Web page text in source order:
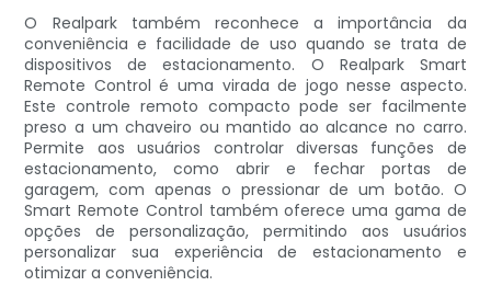
O Realpark também reconhece a importância da
conveniência e facilidade de uso quando se trata de
dispositivos de estacionamento. O Realpark Smart
Remote Control é uma virada de jogo nesse aspecto.
Este controle remoto compacto pode ser facilmente
preso a um chaveiro ou mantido ao alcance no carro.
Permite aos usuários controlar diversas funções de
estacionamento, como abrir e fechar portas de
garagem, com apenas o pressionar de um botão. O
Smart Remote Control também oferece uma gama de
opções de personalização, permitindo aos usuários
personalizar sua experiência de estacionamento e
otimizar a conveniência.